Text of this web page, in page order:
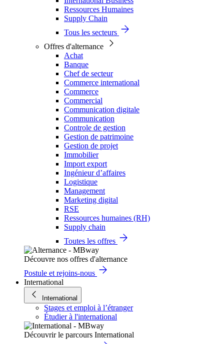
Ressources Humaines
Supply Chain
Tous les secteurs
Offres d'alternance
Achat
Banque
Chef de secteur
Commerce international
Commerce
Commercial
Communication digitale
Communication
Controle de gestion
Gestion de patrimoine
Gestion de projet
Immobilier
Import export
Ingénieur d’affaires
Logistique
Management
Marketing digital
RSE
Ressources humaines (RH)
Supply chain
Toutes les offres
Découvre nos offres d'alternance
Postule et rejoins-nous
International
International
Stages et emploi à l’étranger
Étudier à l'international
Découvrir le parcours International